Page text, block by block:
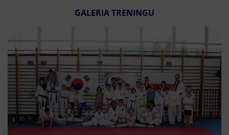
GALERIA TRENINGU